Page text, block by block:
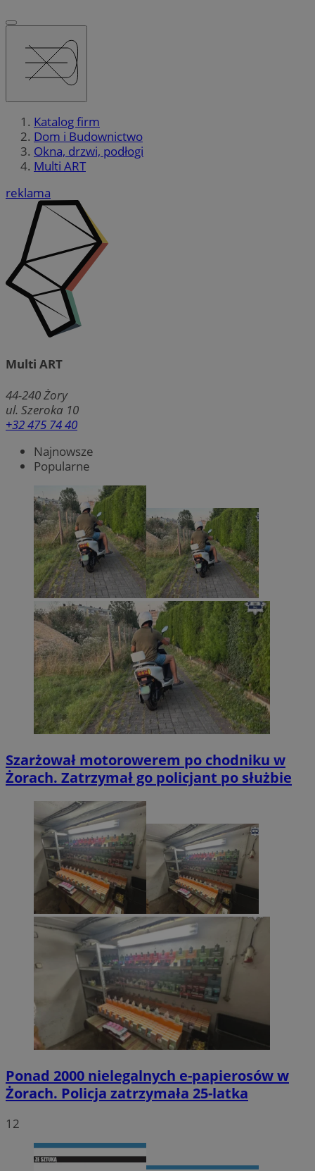
Katalog firm
Dom i Budownictwo
Okna, drzwi, podłogi
Multi ART
reklama
Multi ART
44-240Żory
ul. Szeroka 10
+32 475 74 40
Najnowsze
Popularne
Szarżował motorowerem po chodniku w
Żorach. Zatrzymał go policjant po służbie
Ponad 2000 nielegalnych e-papierosów w
Żorach. Policja zatrzymała 25-latka
12